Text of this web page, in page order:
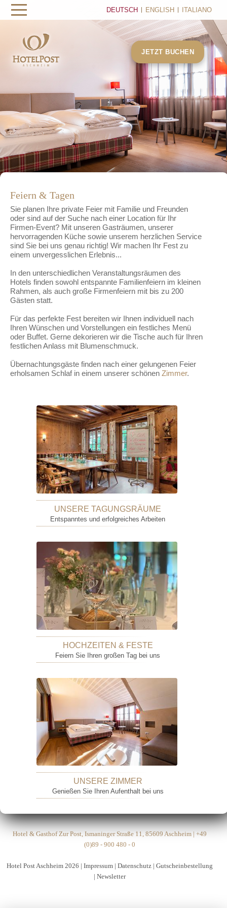
DEUTSCH ENGLISH ITALIANO
Feiern & Tagen
Sie planen Ihre private Feier mit Familie und Freunden
oder sind auf der Suche nach einer Location für Ihr
Firmen-Event? Mit unseren Gasträumen, unserer
hervorragenden Küche sowie unserem herzlichen Service
sind Sie bei uns genau richtig! Wir machen Ihr Fest zu
einem unvergesslichen Erlebnis...
In den unterschiedlichen Veranstaltungsräumen des
Hotels finden sowohl entspannte Familienfeiern im kleinen
Rahmen, als auch große Firmenfeiern mit bis zu 200
Gästen statt.
Für das perfekte Fest bereiten wir Ihnen individuell nach
Ihren Wünschen und Vorstellungen ein festliches Menü
oder Buffet. Gerne dekorieren wir die Tische auch für Ihren
festlichen Anlass mit Blumenschmuck.
Übernachtungsgäste finden nach einer gelungenen Feier
erholsamen Schlaf in einem unserer schönen Zimmer.
UNSERE TAGUNGSRÄUME
Entspanntes und erfolgreiches Arbeiten
HOCHZEITEN & FESTE
Feiern Sie Ihren großen Tag bei uns
UNSERE ZIMMER
Genießen Sie Ihren Aufenthalt bei uns
Hotel & Gasthof Zur Post, Ismaninger Straße 11, 85609 Aschheim | +49
(0)89 - 900 480 - 0
Hotel Post Aschheim 2026 | Impressum | Datenschutz | Gutscheinbestellung
| Newsletter
JETZT BUCHEN